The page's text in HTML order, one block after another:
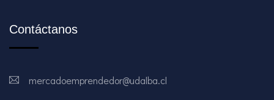
Contáctanos
mercadoemprendedor@udalba.cl